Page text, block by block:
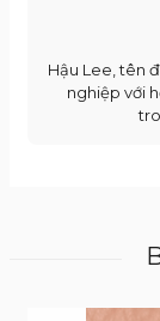
Hậu Lee, tên
nghiệp với